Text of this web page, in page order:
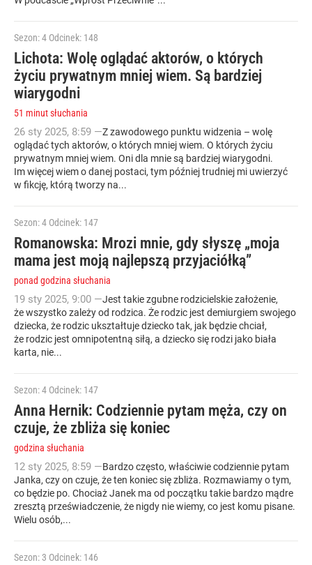
Sezon: 4 Odcinek: 148
Lichota: Wolę oglądać aktorów, o których
życiu prywatnym mniej wiem. Są bardziej
wiarygodni
51 minut słuchania
26 sty 2025, 8:59 —Z zawodowego punktu widzenia – wolę
oglądać tych aktorów, o których mniej wiem. O których życiu
prywatnym mniej wiem. Oni dla mnie są bardziej wiarygodni.
Im więcej wiem o danej postaci, tym później trudniej mi uwierzyć
w fikcję, którą tworzy na...
Sezon: 4 Odcinek: 147
Romanowska: Mrozi mnie, gdy słyszę „moja
mama jest moją najlepszą przyjaciółką”
ponad godzina słuchania
19 sty 2025, 9:00 —Jest takie zgubne rodzicielskie założenie,
że wszystko zależy od rodzica. Że rodzic jest demiurgiem swojego
dziecka, że rodzic ukształtuje dziecko tak, jak będzie chciał,
że rodzic jest omnipotentną siłą, a dziecko się rodzi jako biała
karta, nie...
Sezon: 4 Odcinek: 147
Anna Hernik: Codziennie pytam męża, czy on
czuje, że zbliża się koniec
godzina słuchania
12 sty 2025, 8:59 —Bardzo często, właściwie codziennie pytam
Janka, czy on czuje, że ten koniec się zbliża. Rozmawiamy o tym,
co będzie po. Chociaż Janek ma od początku takie bardzo mądre
zresztą przeświadczenie, że nigdy nie wiemy, co jest komu pisane.
Wielu osób,...
Sezon: 3 Odcinek: 146